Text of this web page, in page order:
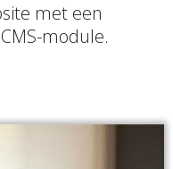
met een
module.